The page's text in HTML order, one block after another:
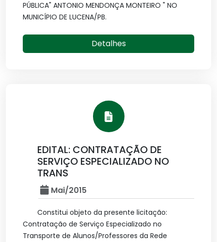
PÚBLICA" ANTONIO MENDONÇA MONTEIRO " NO
MUNICÍPIO DE LUCENA/PB.
Detalhes
EDITAL: CONTRATAÇÃO DE
SERVIÇO ESPECIALIZADO NO
TRANS
Mai/2015
Constitui objeto da presente licitação:
Contratação de Serviço Especializado no
Transporte de Alunos/Professores da Rede